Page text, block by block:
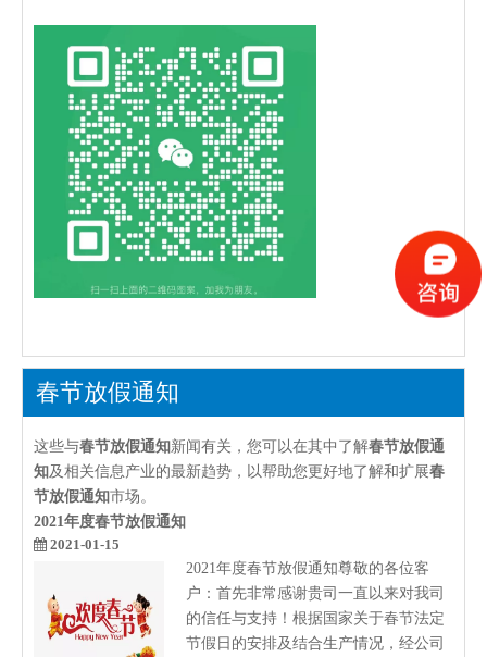
春节放假通知
这些与春节放假通知新闻有关，您可以在其中了解春节放假通
知及相关信息产业的最新趋势，以帮助您更好地了解和扩展春
节放假通知市场。
2021年度春节放假通知
2021-01-15
2021年度春节放假通知尊敬的各位客
户：首先非常感谢贵司一直以来对我司
的信任与支持！根据国家关于春节法定
节假日的安排及结合生产情况，经公司